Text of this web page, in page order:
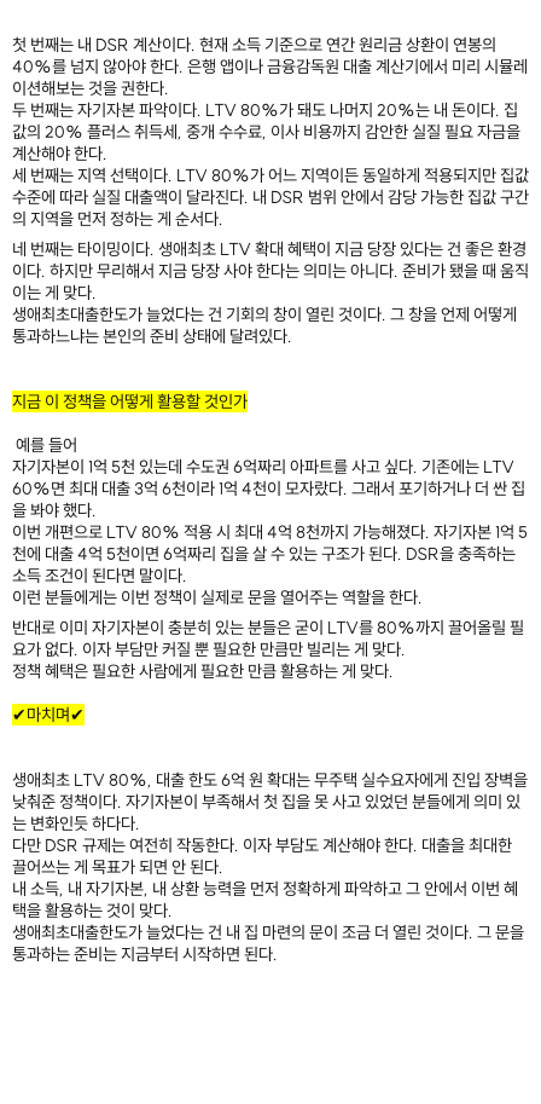
첫 번째는 내 DSR 계산이다. 현재 소득 기준으로 연간 원리금 상환이 연봉의
40%를 넘지 않아야 한다. 은행 앱이나 금융감독원 대출 계산기에서 미리 시뮬레
이션해보는 것을 권한다.
두 번째는 자기자본 파악이다. LTV 80%가 돼도 나머지 20%는 내 돈이다. 집
값의 20% 플러스 취득세, 중개 수수료, 이사 비용까지 감안한 실질 필요 자금을
계산해야 한다.
세 번째는 지역 선택이다. LTV 80%가 어느 지역이든 동일하게 적용되지만 집값
수준에 따라 실질 대출액이 달라진다. 내 DSR 범위 안에서 감당 가능한 집값 구간
의 지역을 먼저 정하는 게 순서다.
네 번째는 타이밍이다. 생애최초 LTV 확대 혜택이 지금 당장 있다는 건 좋은 환경
이다. 하지만 무리해서 지금 당장 사야 한다는 의미는 아니다. 준비가 됐을 때 움직
이는 게 맞다.
생애최초대출한도가 늘었다는 건 기회의 창이 열린 것이다. 그 창을 언제 어떻게
통과하느냐는 본인의 준비 상태에 달려있다.
지금 이 정책을 어떻게 활용할 것인가
예를 들어
자기자본이 1억 5천 있는데 수도권 6억짜리 아파트를 사고 싶다. 기존에는 LTV
60%면 최대 대출 3억 6천이라 1억 4천이 모자랐다. 그래서 포기하거나 더 싼 집
을 봐야 했다.
이번 개편으로 LTV 80% 적용 시 최대 4억 8천까지 가능해졌다. 자기자본 1억 5
천에 대출 4억 5천이면 6억짜리 집을 살 수 있는 구조가 된다. DSR을 충족하는
소득 조건이 된다면 말이다.
이런 분들에게는 이번 정책이 실제로 문을 열어주는 역할을 한다.
반대로 이미 자기자본이 충분히 있는 분들은 굳이 LTV를 80%까지 끌어올릴 필
요가 없다. 이자 부담만 커질 뿐 필요한 만큼만 빌리는 게 맞다.
정책 혜택은 필요한 사람에게 필요한 만큼 활용하는 게 맞다.
✔마치며✔
생애최초 LTV 80%, 대출 한도 6억 원 확대는 무주택 실수요자에게 진입 장벽을
낮춰준 정책이다. 자기자본이 부족해서 첫 집을 못 사고 있었던 분들에게 의미 있
는 변화인듯 하다다.
다만 DSR 규제는 여전히 작동한다. 이자 부담도 계산해야 한다. 대출을 최대한
끌어쓰는 게 목표가 되면 안 된다.
내 소득, 내 자기자본, 내 상환 능력을 먼저 정확하게 파악하고 그 안에서 이번 혜
택을 활용하는 것이 맞다.
생애최초대출한도가 늘었다는 건 내 집 마련의 문이 조금 더 열린 것이다. 그 문을
통과하는 준비는 지금부터 시작하면 된다.